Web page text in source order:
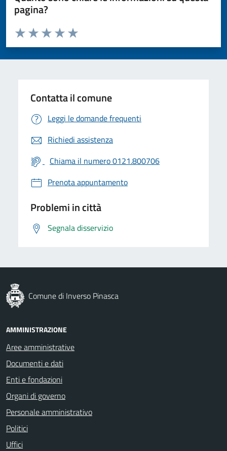
pagina?
Valuta da 1 a 5 stelle la pagina
Valuta 5 stelle su 5
Valuta 4 stelle su 5
Valuta 3 stelle su 5
Valuta 2 stelle su 5
Valuta 1 stelle su 5
Contatta il comune
Leggi le domande frequenti
Richiedi assistenza
Chiama il numero 0121.800706
Prenota appuntamento
Problemi in città
Segnala disservizio
Comune di Inverso Pinasca
AMMINISTRAZIONE
Aree amministrative
Documenti e dati
Enti e fondazioni
Organi di governo
Personale amministrativo
Politici
Uffici